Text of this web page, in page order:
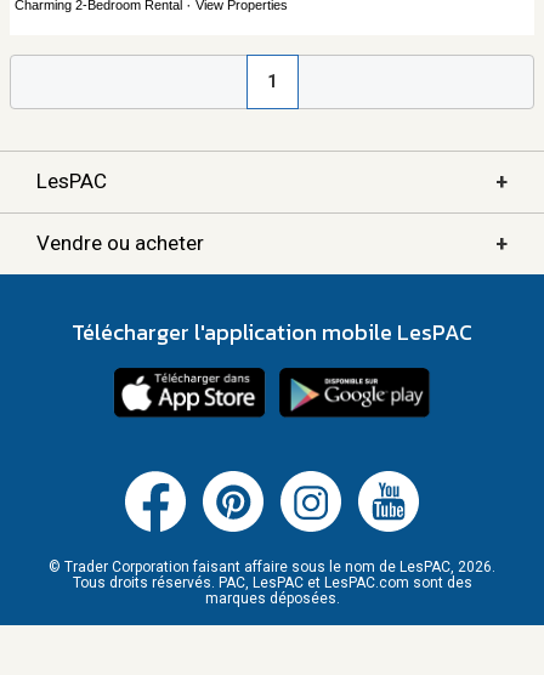
1
LesPAC +
Vendre ou acheter +
Télécharger l'application mobile LesPAC
© Trader Corporation faisant affaire sous le nom de LesPAC, 2026.
Tous droits réservés. PAC, LesPAC et LesPAC.com sont des
marques déposées.